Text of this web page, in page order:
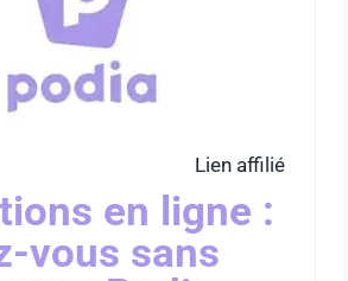
Lien affilié
en ligne :
vous sans